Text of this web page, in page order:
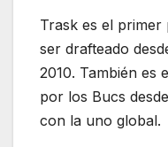
Trask es el primer
ser drafteado
2010. También es
por los Bucs
con la uno global.